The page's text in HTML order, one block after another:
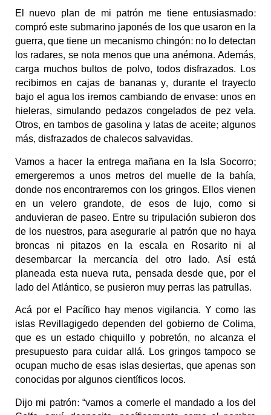
El nuevo plan de mi patrón me tiene entusiasmado:
compró este submarino japonés de los que usaron en la
guerra, que tiene un mecanismo chingón: no lo detectan
los radares, se nota menos que una anémona. Además,
carga muchos bultos de polvo, todos disfrazados. Los
recibimos en cajas de bananas y, durante el trayecto
bajo el agua los iremos cambiando de envase: unos en
hieleras, simulando pedazos congelados de pez vela.
Otros, en tambos de gasolina y latas de aceite; algunos
más, disfrazados de chalecos salvavidas.
Vamos a hacer la entrega mañana en la Isla Socorro;
emergeremos a unos metros del muelle de la bahía,
donde nos encontraremos con los gringos. Ellos vienen
en un velero grandote, de esos de lujo, como si
anduvieran de paseo. Entre su tripulación subieron dos
de los nuestros, para asegurarle al patrón que no haya
broncas ni pitazos en la escala en Rosarito ni al
desembarcar la mercancía del otro lado. Así está
planeada esta nueva ruta, pensada desde que, por el
lado del Atlántico, se pusieron muy perras las patrullas.
Acá por el Pacífico hay menos vigilancia. Y como las
islas Revillagigedo dependen del gobierno de Colima,
que es un estado chiquillo y pobretón, no alcanza el
presupuesto para cuidar allá. Los gringos tampoco se
ocupan mucho de esas islas desiertas, que apenas son
conocidas por algunos científicos locos.
Dijo mi patrón: “vamos a comerle el mandado a los del